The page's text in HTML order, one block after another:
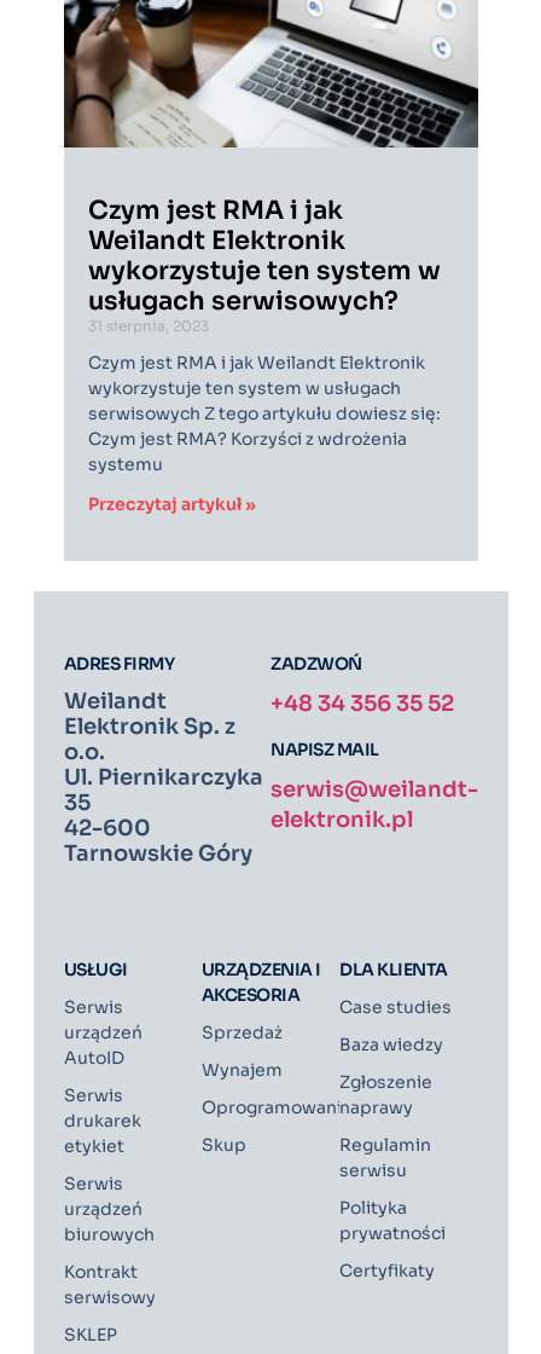
Czym jest RMA i jak
Weilandt Elektronik
wykorzystuje ten system w
usługach serwisowych?
31 sierpnia, 2023
Czym jest RMA i jak Weilandt Elektronik
wykorzystuje ten system w usługach
serwisowych Z tego artykułu dowiesz się:
Czym jest RMA? Korzyści z wdrożenia
systemu
Przeczytaj artykuł »
ADRES FIRMY
Weilandt
Elektronik Sp. z
o.o.
Ul. Piernikarczyka
35
42-600
Tarnowskie Góry
ZADZWOŃ
+48 34 356 35 52
NAPISZ MAIL
serwis@weilandt-
elektronik.pl
USŁUGI
Serwis
urządzeń
AutoID
Serwis
drukarek
etykiet
Serwis
urządzeń
biurowych
Kontrakt
serwisowy
SKLEP
URZĄDZENIA I
AKCESORIA
Sprzedaż
Wynajem
Oprogramowanie
Skup
DLA KLIENTA
Case studies
Baza wiedzy
Zgłoszenie
naprawy
Regulamin
serwisu
Polityka
prywatności
Certyfikaty